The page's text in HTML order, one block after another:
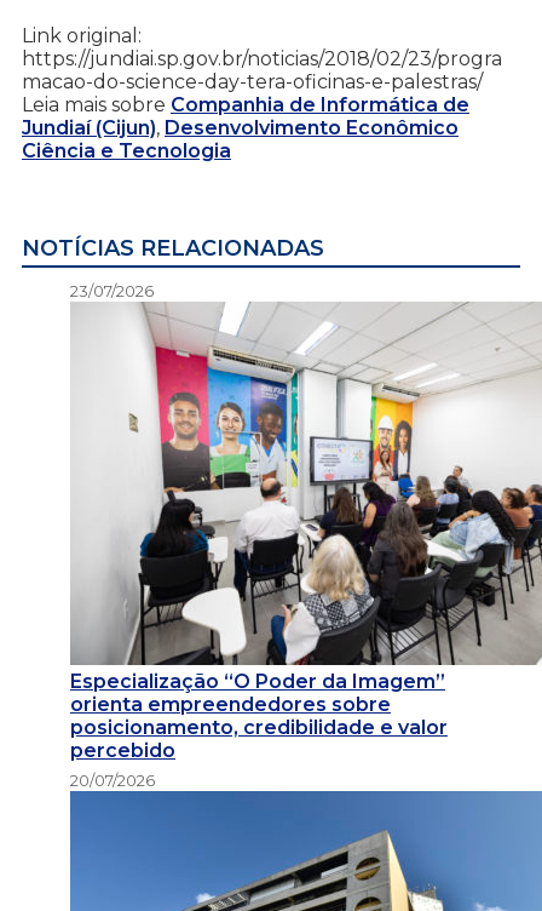
Link original:
https://jundiai.sp.gov.br/noticias/2018/02/23/progra
macao-do-science-day-tera-oficinas-e-palestras/
Leia mais sobre Companhia de Informática de
Jundiaí (Cijun), Desenvolvimento Econômico
Ciência e Tecnologia
NOTÍCIAS RELACIONADAS
23/07/2026
Especialização “O Poder da Imagem”
orienta empreendedores sobre
posicionamento, credibilidade e valor
percebido
20/07/2026